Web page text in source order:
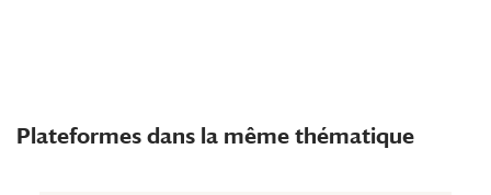
Plateformes dans la même thématique